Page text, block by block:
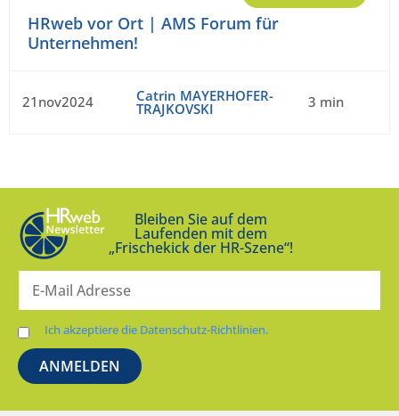
HRweb vor Ort | AMS Forum für
Unternehmen!
21nov2024 Catrin MAYERHOFER-
TRAJKOVSKI 3 min
Bleiben Sie auf dem
Laufenden mit dem
„Frischekick der HR-Szene“!
Ich akzeptiere die Datenschutz-Richtlinien.